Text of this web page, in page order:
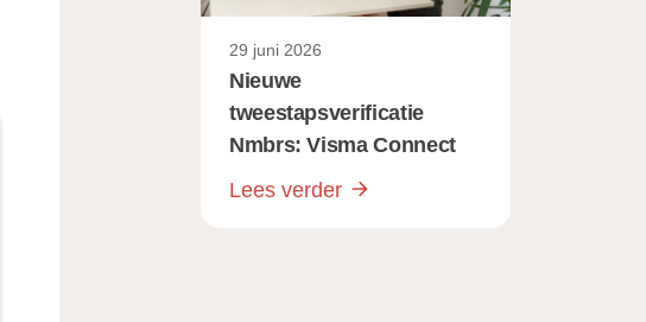
29 juni 2026
Nieuwe
tweestapsverificatie
Nmbrs: Visma Connect
Lees verder